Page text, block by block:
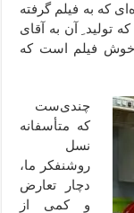
که به فیلم گرفته
آن به آقای
خوش فیلم است که
چندی‌ست
که متأسفانه
نسل
روشنفکر ما،
دچار تعارض
و کمی از